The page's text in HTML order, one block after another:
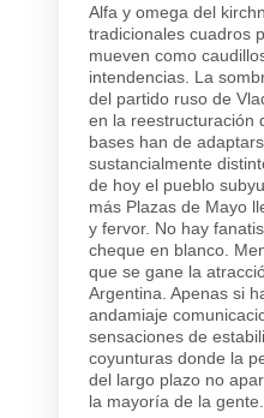
Alfa y omega del
tradicionales cuadros
mueven como
intendencias. La
del partido ruso de
en la reestructuración
bases han de
sustancialmente
de hoy el pueblo
más Plazas de Mayo
y fervor. No hay
cheque en blanco.
que se gane la
Argentina. Apenas si
andamiaje
sensaciones de
coyunturas donde la
del largo plazo no
la mayoría de la gente.